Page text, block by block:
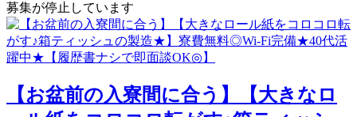
募集が停止しています
【お盆前の入寮間に合う】【大きなロ